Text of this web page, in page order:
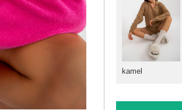
kamel